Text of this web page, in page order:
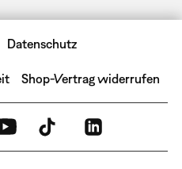
Datenschutz
Shop-Vertrag widerrufen